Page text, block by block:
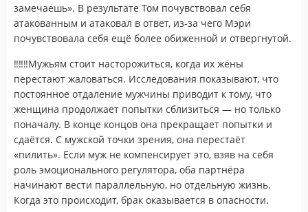
замечаешь». В результате Том почувствовал себя
атакованным и атаковал в ответ, из-за чего Мэри
почувствовала себя ещё более обиженной и отвергнутой.
‼‼‼Мужьям стоит насторожиться, когда их жёны
перестают жаловаться. Исследования показывают, что
постоянное отдаление мужчины приводит к тому, что
женщина продолжает попытки сблизиться — но только
поначалу. В конце концов она прекращает попытки и
сдаётся. С мужской точки зрения, она перестаёт
«пилить». Если муж не компенсирует это, взяв на себя
роль эмоционального регулятора, оба партнёра
начинают вести параллельную, но отдельную жизнь.
Когда это происходит, брак оказывается в опасности.